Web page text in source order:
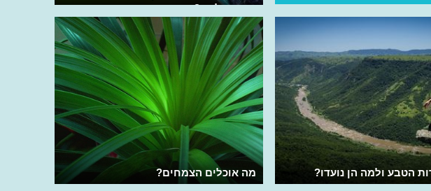
הסוד שלהם?
מה אוכלים הצמחים? הטבע ולמה הן נועדו?